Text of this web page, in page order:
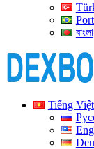
বাংলা
Tiếng Việt